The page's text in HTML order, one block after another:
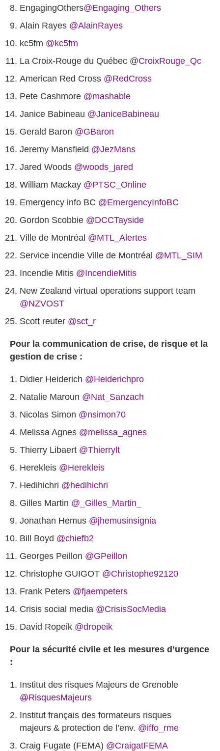
@Engaging_Others
Alain Rayes @AlainRayes
kc5fm @kc5fm
La Croix-Rouge du Québec @CroixRouge_Qc
@RedCross
@mashable
Janice Babineau @JaniceBabineau
Gerald Baron @GBaron
Jeremy Mansfield @JezMans
Jared Woods @woods_jared
William Mackay @PTSC_Online
Emergency info BC @EmergencyInfoBC
@DCCTayside
@MTL_Alertes
Service incendie Ville de Montréal @MTL_SIM
@IncendieMitis
@NZVOST
Scott reuter @sct_r
Pour la communication de crise, de risque et la
gestion de crise :
Didier Heiderich @Heiderichpro
Natalie Maroun @Nat_Sanzach
Nicolas Simon @nsimon70
Melissa Agnes @melissa_agnes
Thierry Libaert @Thierrylt
Herekleis @Herekleis
Hedihichri @hedihichri
Gilles Martin @_Gilles_Martin_
@jhemusinsignia
Bill Boyd @chiefb2
@GPeillon
@Christophe92120
@fjaempeters
Crisis social media @CrisisSocMedia
David Ropeik ‏@dropeik
Pour la sécurité civile et les mesures d’urgence
:
Institut des risques Majeurs de Grenoble
@RisquesMajeurs
Institut français des formateurs risques
majeurs & protection de l’env. @iffo_rme
Craig Fugate‏ (FEMA) @CraigatFEMA